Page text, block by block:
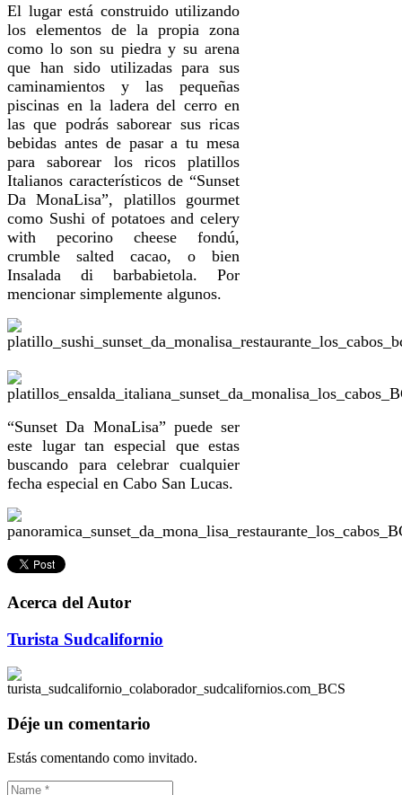
El lugar está construido utilizando
los elementos de la propia zona
como lo son su piedra y su arena
que han sido utilizadas para sus
caminamientos y las pequeñas
piscinas en la ladera del cerro en
las que podrás saborear sus ricas
bebidas antes de pasar a tu mesa
para saborear los ricos platillos
Italianos característicos de “Sunset
Da MonaLisa”, platillos gourmet
como Sushi of potatoes and celery
with pecorino cheese fondú,
crumble salted cacao, o bien
Insalada di barbabietola. Por
mencionar simplemente algunos.
“Sunset Da MonaLisa” puede ser
este lugar tan especial que estas
buscando para celebrar cualquier
fecha especial en Cabo San Lucas.
Acerca del Autor
Turista Sudcalifornio
Déje un comentario
Estás comentando como invitado.